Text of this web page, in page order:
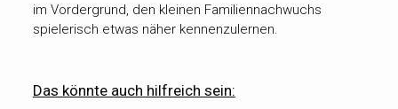
im Vordergrund, den kleinen Familiennachwuchs
spielerisch etwas näher kennenzulernen.
Das könnte auch hilfreich sein: